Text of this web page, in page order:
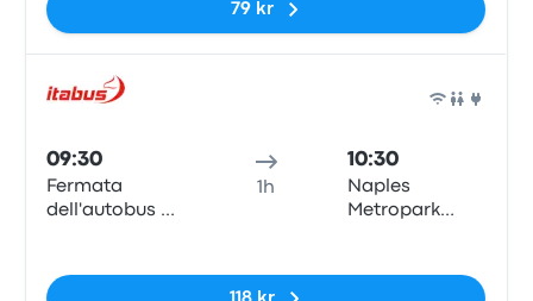
79 kr
09:30
Fermata
dell'autobus de
Concordia
1h
10:30
Naples
Metropark